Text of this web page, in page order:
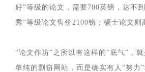
好”等级的论文，需要700英镑，达不
秀”等级论文售价2100镑；硕士论文则
“论文作坊”之所以有这样的“底气”，
单纯的剽窃网站，而是确实有人“努力